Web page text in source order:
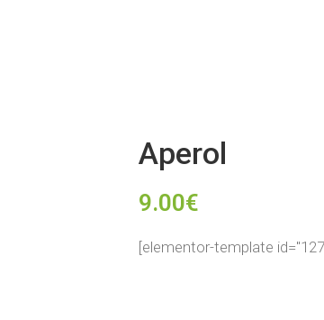
Aperol
9.00€
[elementor-template